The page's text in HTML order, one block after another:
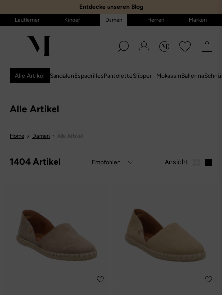
Entdecke unseren Blog
Lauflerner Kinder Damen Herren Marken
Alle Artikel SandalenEspadrillesPantoletteSlipper | MokassinBallerina
Alle Artikel
Home Damen Alle Artikel
1404 Artikel Ansicht